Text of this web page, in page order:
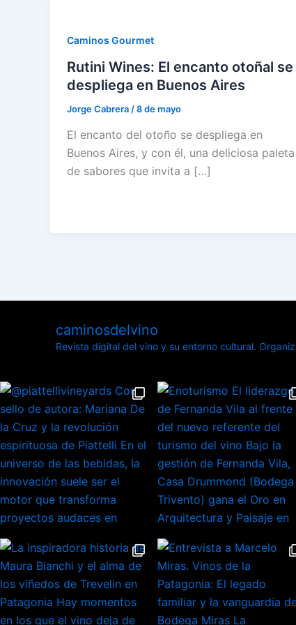
Caminos Gourmet
Rutini Wines: El encanto otoñal se
despliega en Buenos Aires
Jorge Cabrera /8 de mayo
El encanto del otoño se despliega en
Buenos Aires, y con él, una deliciosa paleta
de sabores que invita a […]
caminosdelvino
Revista digital del vino y su entorno cultural.